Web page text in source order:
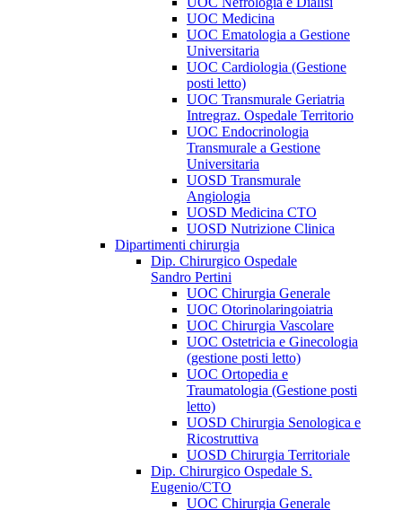
UOC Medicina
UOC Ematologia a Gestione
Universitaria
UOC Cardiologia (Gestione
posti letto)
UOC Transmurale Geriatria
Intregraz. Ospedale Territorio
UOC Endocrinologia
Transmurale a Gestione
Universitaria
UOSD Transmurale
Angiologia
UOSD Medicina CTO
UOSD Nutrizione Clinica
Dipartimenti chirurgia
Dip. Chirurgico Ospedale
Sandro Pertini
UOC Chirurgia Generale
UOC Otorinolaringoiatria
UOC Chirurgia Vascolare
UOC Ostetricia e Ginecologia
(gestione posti letto)
UOC Ortopedia e
Traumatologia (Gestione posti
letto)
UOSD Chirurgia Senologica e
Ricostruttiva
UOSD Chirurgia Territoriale
Dip. Chirurgico Ospedale S.
Eugenio/CTO
UOC Chirurgia Generale